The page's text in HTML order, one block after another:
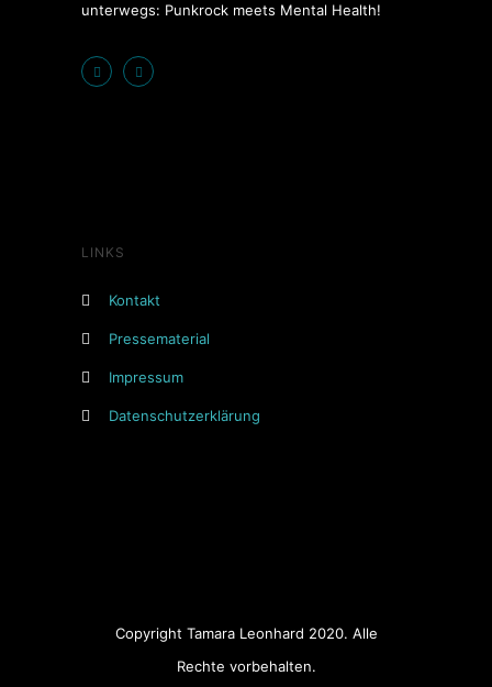
unterwegs: Punkrock meets Mental Health!
LINKS
Kontakt
Pressematerial
Impressum
Datenschutzerklärung
Copyright Tamara Leonhard 2020. Alle
Rechte vorbehalten.